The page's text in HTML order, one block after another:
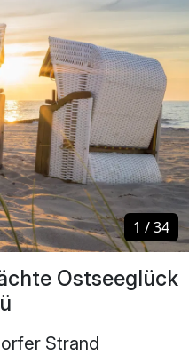
Ostseeglück
Strand
1 /34
1 /34